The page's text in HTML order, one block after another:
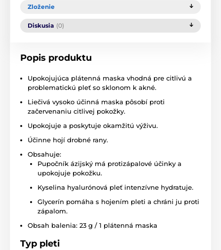
Zloženie
Diskusia (0)
Popis produktu
Upokojujúca plátenná maska vhodná pre citlivú a
problematickú pleť so sklonom k akné.
Liečivá vysoko účinná maska pôsobí proti
začervenaniu citlivej pokožky.
Upokojuje a poskytuje okamžitú výživu.
Účinne hojí drobné rany.
Obsahuje:
Pupočník ázijský má protizápalové účinky a
upokojuje pokožku.
Kyselina hyalurónová pleť intenzívne hydratuje.
Glycerín pomáha s hojením pleti a chráni ju proti
zápalom.
Obsah balenia: 23 g / 1 plátenná maska
Typ pleti